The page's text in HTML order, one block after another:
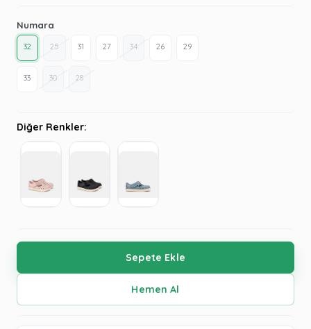
Numara
32 25 31 27 34 26 29
33 30 28
Diğer Renkler: